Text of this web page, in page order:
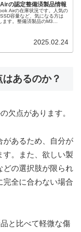
の認定整備済製品情報
Airの在庫状況です。人気の
容量など、気になる方は
ます。整備済製品のM3
2025.02.24
あるのか？
欠点があります。
があるため、自分が
す。また、欲しい製
どの選択肢が限られ
完全に合わない場合
と比べて軽微な傷